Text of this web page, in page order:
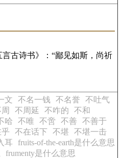
古诗书》：“鄙见如斯，尚祈
文 不名一钱 不名誉
不吐气
不周延 不咋的
不和
哈 不唯 不啻 不善
不善于
乎 不在话下 不堪 不堪一击
耳
fruits-of-the-earth是什么意思
frumenty是什么意思